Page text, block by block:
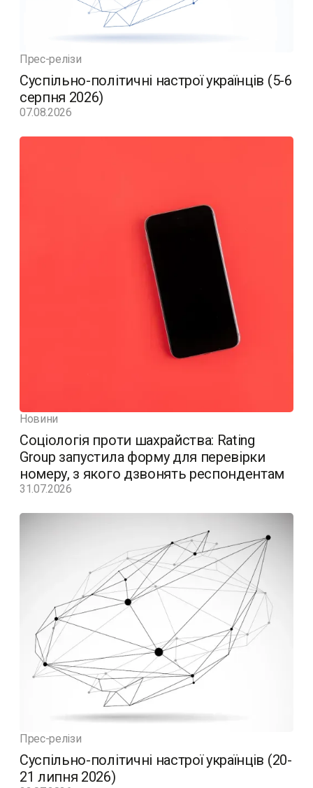
Прес-релізи
Суспільно-політичні настрої українців (5-6
серпня 2026)
07.08.2026
Новини
Соціологія проти шахрайства: Rating
Group запустила форму для перевірки
номеру, з якого дзвонять респондентам
31.07.2026
Прес-релізи
Суспільно-політичні настрої українців (20-
21 липня 2026)